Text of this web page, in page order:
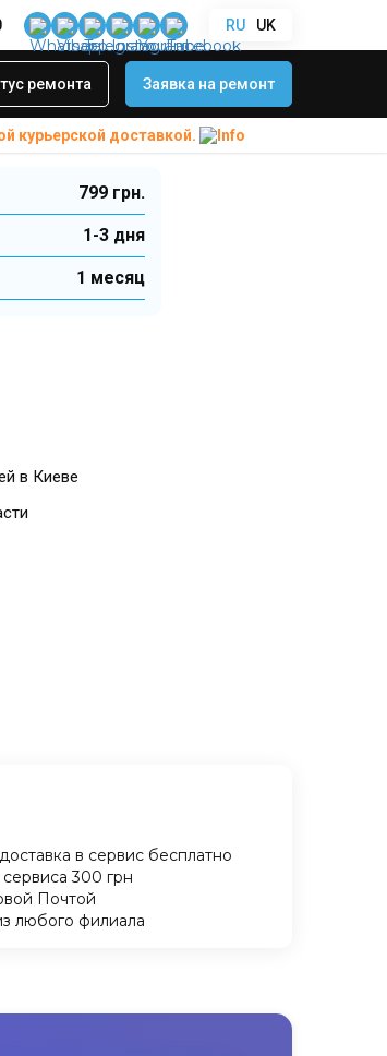
RU UK
ремонта Заявка на ремонт
курьерской доставкой.
2020
799 грн.
1-3 дня
1 месяц
в Киеве
в сервис бесплатно
300 грн
Почтой
любого филиала